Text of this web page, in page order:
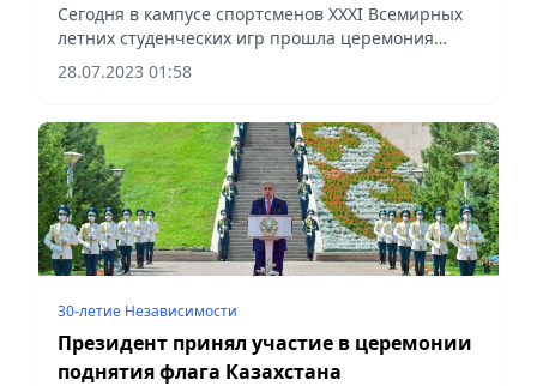
Сегодня в кампусе спортсменов ХХХІ Всемирных
летних студенческих игр прошла церемония
поднятия Государственного флага.
28.07.2023 01:58
30-летие Независимости
Президент принял участие в церемонии
поднятия флага Казахстана